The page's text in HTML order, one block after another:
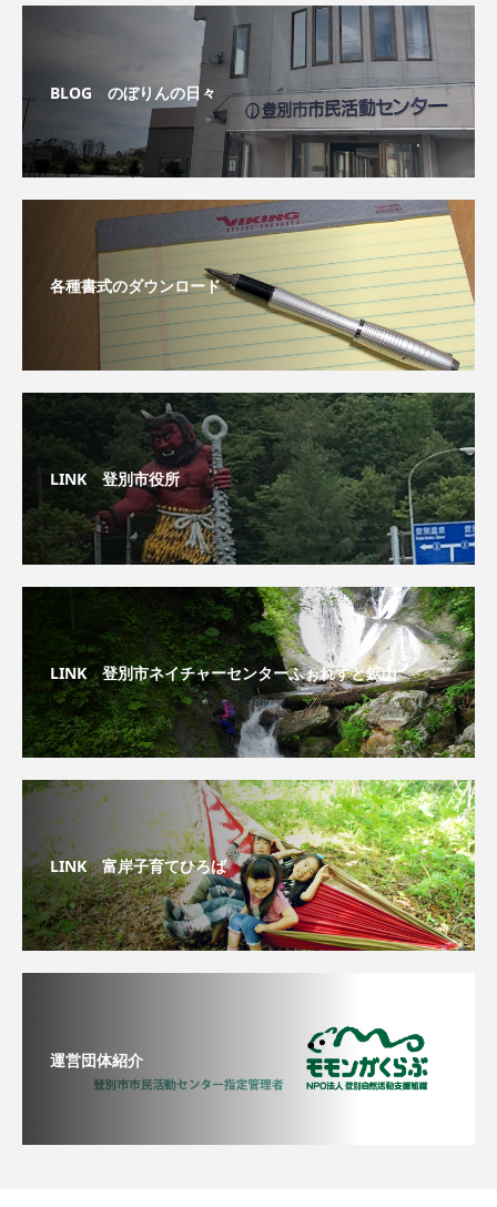
BLOG のぼりんの日々
各種書式のダウンロード
LINK 登別市役所
LINK 登別市ネイチャーセンターふぉれすと鉱山
LINK 富岸子育てひろば
運営団体紹介